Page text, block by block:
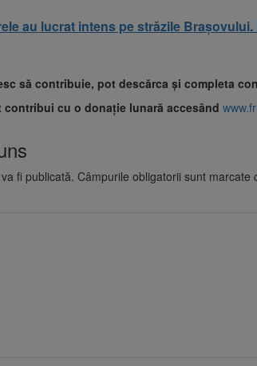
au lucrat intens pe străzile Brașovului.
să contribuie, pot descărca și completa
contribui cu o donație lunară accesând
fi publicată. Câmpurile obligatorii sunt marcate